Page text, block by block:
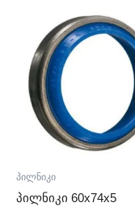
პილნიკი
პილნიკი 60x74x5